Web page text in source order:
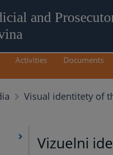
and
Activities Documents
Visual identitety of
Vizuelni